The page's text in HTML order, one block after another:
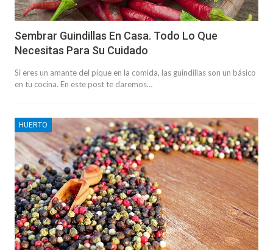
Sembrar Guindillas En Casa. Todo Lo Que
Necesitas Para Su Cuidado
Si eres un amante del pique en la comida, las guindillas son un básico
en tu cocina. En este post te daremos…
HUERTO